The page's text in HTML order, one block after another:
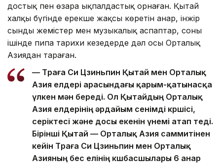
достық пен өзара ықпалдастық орнаған. Қытай
халқы бүгінде ерекше жақсы көретін анар, інжір
сынды жемістер мен музыкалық аспаптар, соның
ішінде пипа тарихи кезеңдерде дәл осы Орталық
Азиядан тараған.
— Төраға Си Цзиньпин Қытай мен Орталық
Азия елдері арасындағы қарым-қатынасқа
үлкен мән береді. Ол Қытайдың Орталық
Азия елдерінің әрдайым сенімді көршісі,
серіктесі және досы екенін үнемі атап өтеді.
Бірінші Қытай — Орталық Азия саммитінен
кейін Төраға Си Цзиньпин мен Орталық
Азияның бес елінің көшбасшылары 6 анар